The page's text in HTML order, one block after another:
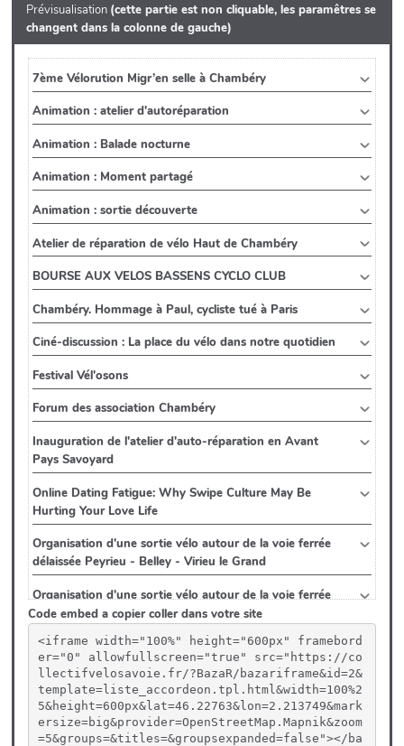
Prévisualisation (cette partie est non cliquable, les paramêtres se
changent dans la colonne de gauche)
Code embed a copier coller dans votre site
<iframe width="100%" height="600px" framebord
er="0" allowfullscreen="true" src="https://co
llectifvelosavoie.fr/?BazaR/bazariframe&id=2&
template=liste_accordeon.tpl.html&width=100%2
5&height=600px&lat=46.22763&lon=2.213749&mark
ersize=big&provider=OpenStreetMap.Mapnik&zoom
=5&groups=&titles=&groupsexpanded=false"></ba